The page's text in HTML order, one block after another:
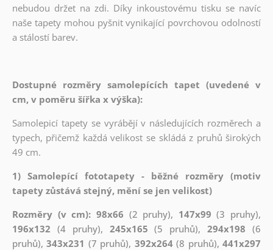
nebudou držet na zdi. Díky inkoustovému tisku se navíc
naše tapety mohou pyšnit vynikající povrchovou odolností
a stálostí barev.
Dostupné rozměry samolepících tapet (uvedené v
cm, v poměru šířka x výška):
Samolepicí tapety se vyrábějí v následujících rozměrech a
typech, přičemž každá velikost se skládá z pruhů širokých
49 cm.
1) Samolepící fototapety - běžné rozměry (motiv
tapety zůstává stejný, mění se jen velikost)
Rozměry (v cm): 98x66 (2 pruhy), 147x99 (3 pruhy),
196x132 (4 pruhy), 245x165 (5 pruhů),294x198 (6
pruhů),343x231 (7 pruhů), 392x264(8 pruhů),441x297